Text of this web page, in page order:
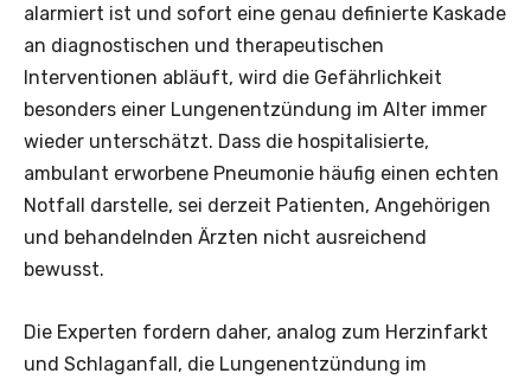
alarmiert ist und sofort eine genau definierte Kaskade
an diagnostischen und therapeutischen
Interventionen abläuft, wird die Gefährlichkeit
besonders einer Lungenentzündung im Alter immer
wieder unterschätzt. Dass die hospitalisierte,
ambulant erworbene Pneumonie häufig einen echten
Notfall darstelle, sei derzeit Patienten, Angehörigen
und behandelnden Ärzten nicht ausreichend
bewusst.
Die Experten fordern daher, analog zum Herzinfarkt
und Schlaganfall, die Lungenentzündung im